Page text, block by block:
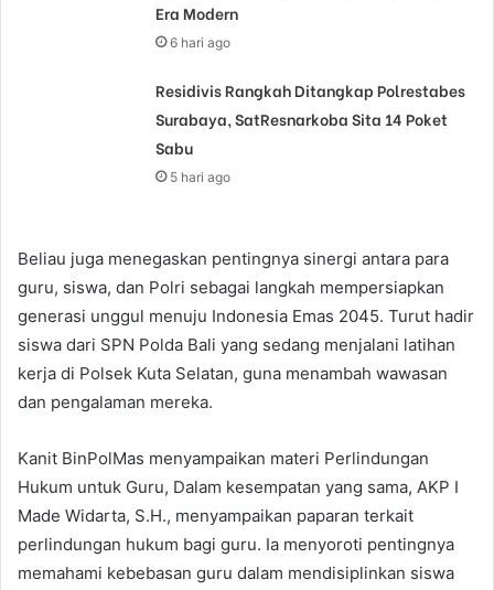
Era Modern
6 hari ago
Residivis Rangkah Ditangkap Polrestabes
Surabaya, SatResnarkoba Sita 14 Poket
Sabu
5 hari ago
Beliau juga menegaskan pentingnya sinergi antara para
guru, siswa, dan Polri sebagai langkah mempersiapkan
generasi unggul menuju Indonesia Emas 2045. Turut hadir
siswa dari SPN Polda Bali yang sedang menjalani latihan
kerja di Polsek Kuta Selatan, guna menambah wawasan
dan pengalaman mereka.
Kanit BinPolMas menyampaikan materi Perlindungan
Hukum untuk Guru, Dalam kesempatan yang sama, AKP I
Made Widarta, S.H., menyampaikan paparan terkait
perlindungan hukum bagi guru. Ia menyoroti pentingnya
memahami kebebasan guru dalam mendisiplinkan siswa